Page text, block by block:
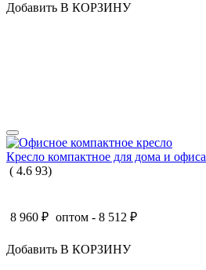
Добавить В КОРЗИНУ
Кресло компактное для дома и офиса
( 4.6 93)
8 960 ₽ оптом - 8 512 ₽
Добавить В КОРЗИНУ